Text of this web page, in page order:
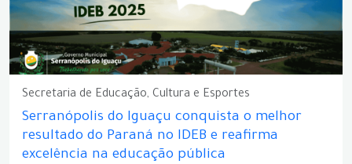
Secretaria de Educação, Cultura e Esportes
Serranópolis do Iguaçu conquista o melhor
resultado do Paraná no IDEB e reafirma
excelência na educação pública